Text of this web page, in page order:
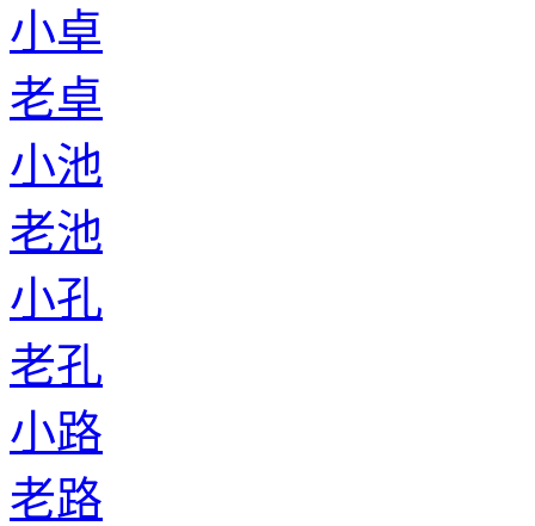
小卓
老卓
小池
老池
小孔
老孔
小路
老路